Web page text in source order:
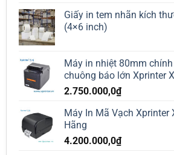
Giấy in tem nhãn kích
(4×6 inch)
Máy in nhiệt 80mm
chuông báo lớn Xprinter
2.750.000,0₫
Máy In Mã Vạch Xprinter
Hãng
4.200.000,0₫